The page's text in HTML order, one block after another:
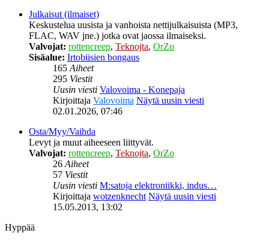
Julkaisut (ilmaiset)
Keskustelua uusista ja vanhoista nettijulkaisuista (MP3,
FLAC, WAV jne.) jotka ovat jaossa ilmaiseksi.
Valvojat: rottencreep, Teknojta, OrZo
Sisäalue: Irtobiisien bongaus
165 Aiheet
295 Viestit
Uusin viesti Valovoima - Konepaja
Kirjoittaja Valovoima Näytä uusin viesti
02.01.2026, 07:46
Osta/Myy/Vaihda
Levyt ja muut aiheeseen liittyvät.
Valvojat: rottencreep, Teknojta, OrZo
26 Aiheet
57 Viestit
Uusin viesti M:satoja elektroniikki, indus…
Kirjoittaja wotzenknecht Näytä uusin viesti
15.05.2013, 13:02
Hyppää